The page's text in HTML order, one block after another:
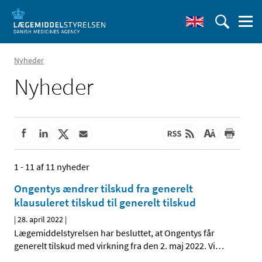
Nyheder
Nyheder
1 - 11 af 11 nyheder
Ongentys ændrer tilskud fra generelt
klausuleret tilskud til generelt tilskud
|28. april 2022 |
Lægemiddelstyrelsen har besluttet, at Ongentys får
generelt tilskud med virkning fra den 2. maj 2022. Vi…